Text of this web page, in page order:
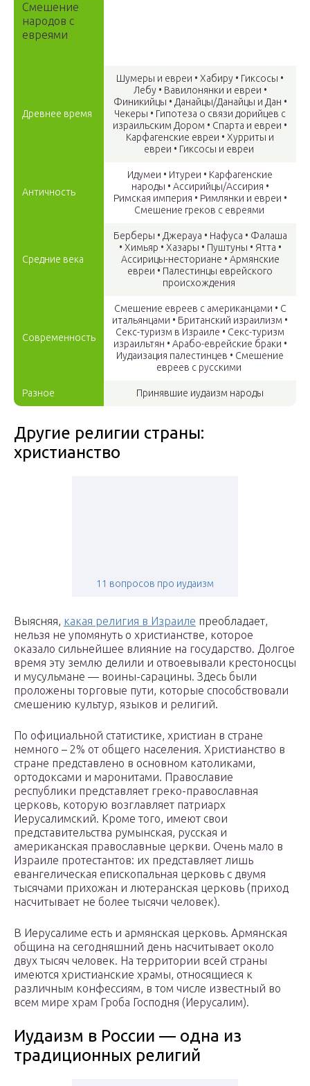
Смешение
народов с
евреями
Древнее время
Шумеры и евреи • Хабиру • Гиксосы •
Лебу • Вавилонянки и евреи •
Финикийцы • Данайцы/Данайцы и Дан •
Чекеры • Гипотеза о связи дорийцев с
израильским Дором • Спарта и евреи •
Карфагенские евреи • Хурриты и
евреи • Гиксосы и евреи
Античность
Идумеи • Итуреи • Карфагенские
народы • Ассирийцы/Ассирия •
Римская империя • Римлянки и евреи •
Смешение греков с евреями
Средние века
Берберы • Джерауа • Нафуса • Фалаша
• Химьяр • Хазары • Пуштуны • Ятта •
Ассирицы-несториане • Армянские
евреи • Палестинцы еврейского
происхождения
Современность
Смешение евреев с американцами • С
итальянцами • Британский израилизм •
Секс-туризм в Израиле • Секс-туризм
израильтян • Арабо-еврейские браки •
Иудаизация палестинцев • Смешение
евреев с русскими
Разное Принявшие иудаизм народы
Другие религии страны:
христианство
11 вопросов про иудаизм
Выясняя, какая религия в Израиле преобладает,
нельзя не упомянуть о христианстве, которое
оказало сильнейшее влияние на государство. Долгое
время эту землю делили и отвоевывали крестоносцы
и мусульмане — воины-сарацины. Здесь были
проложены торговые пути, которые способствовали
смешению культур, языков и религий.
По официальной статистике, христиан в стране
немного – 2% от общего населения. Христианство в
стране представлено в основном католиками,
ортодоксами и маронитами. Православие
республики представляет греко-православная
церковь, которую возглавляет патриарх
Иерусалимский. Кроме того, имеют свои
представительства румынская, русская и
американская православные церкви. Очень мало в
Израиле протестантов: их представляет лишь
евангелическая епископальная церковь с двумя
тысячами прихожан и лютеранская церковь (приход
насчитывает не более тысячи человек).
В Иерусалиме есть и армянская церковь. Армянская
община на сегодняшний день насчитывает около
двух тысяч человек. На территории всей страны
имеются христианские храмы, относящиеся к
различным конфессиям, в том числе известный во
всем мире храм Гроба Господня (Иерусалим).
Иудаизм в России — одна из
традиционных религий